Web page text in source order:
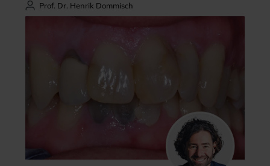
Prof. Dr. Henrik Dommisch